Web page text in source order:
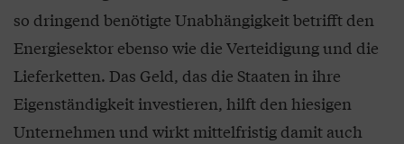
so dringend benötigte Unabhängigkeit betrifft den
Energiesektor ebenso wie die Verteidigung und die
Lieferketten. Das Geld, das die Staaten in ihre
Eigenständigkeit investieren, hilft den hiesigen
Unternehmen und wirkt mittelfristig damit auch